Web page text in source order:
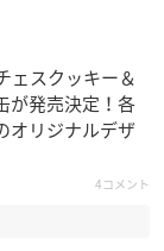
ェスクッキー＆
が発売決定！各
オリジナルデザ
4コメント